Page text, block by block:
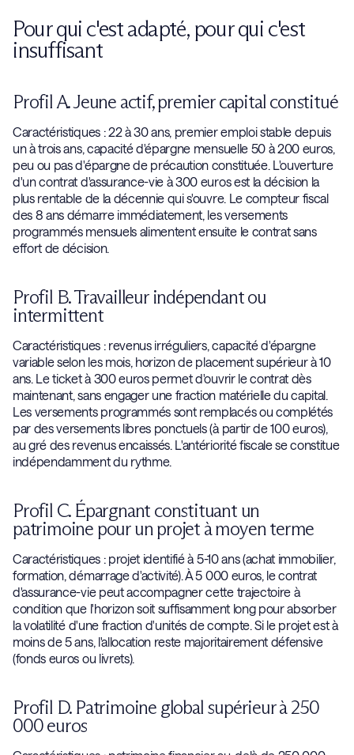
Pour qui c'est adapté, pour qui c'est
insuffisant
Profil A. Jeune actif, premier capital constitué
Caractéristiques : 22 à 30 ans, premier emploi stable depuis
un à trois ans, capacité d'épargne mensuelle 50 à 200 euros,
peu ou pas d'épargne de précaution constituée. L'ouverture
d'un contrat d'assurance-vie à 300 euros est la décision la
plus rentable de la décennie qui s'ouvre. Le compteur fiscal
des 8 ans démarre immédiatement, les versements
programmés mensuels alimentent ensuite le contrat sans
effort de décision.
Profil B. Travailleur indépendant ou
intermittent
Caractéristiques : revenus irréguliers, capacité d'épargne
variable selon les mois, horizon de placement supérieur à 10
ans. Le ticket à 300 euros permet d'ouvrir le contrat dès
maintenant, sans engager une fraction matérielle du capital.
Les versements programmés sont remplacés ou complétés
par des versements libres ponctuels (à partir de 100 euros),
au gré des revenus encaissés. L'antériorité fiscale se constitue
indépendamment du rythme.
Profil C. Épargnant constituant un
patrimoine pour un projet à moyen terme
Caractéristiques : projet identifié à 5-10 ans (achat immobilier,
formation, démarrage d'activité). À 5 000 euros, le contrat
d'assurance-vie peut accompagner cette trajectoire à
condition que l'horizon soit suffisamment long pour absorber
la volatilité d'une fraction d'unités de compte. Si le projet est à
moins de 5 ans, l'allocation reste majoritairement défensive
(fonds euros ou livrets).
Profil D. Patrimoine global supérieur à 250
000 euros